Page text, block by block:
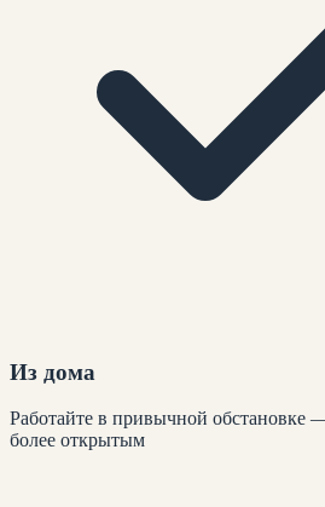
Из дома
Работайте в привычной обстановке
более открытым